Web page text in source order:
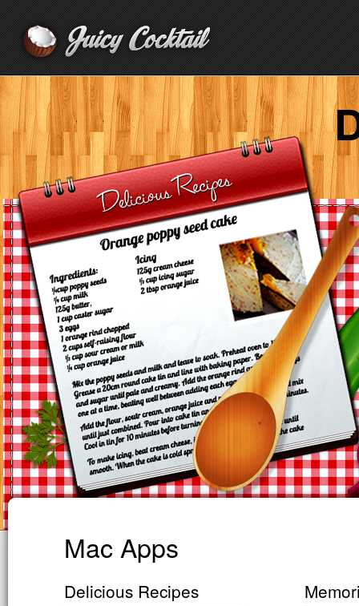
Mac Apps
Delicious Recipes